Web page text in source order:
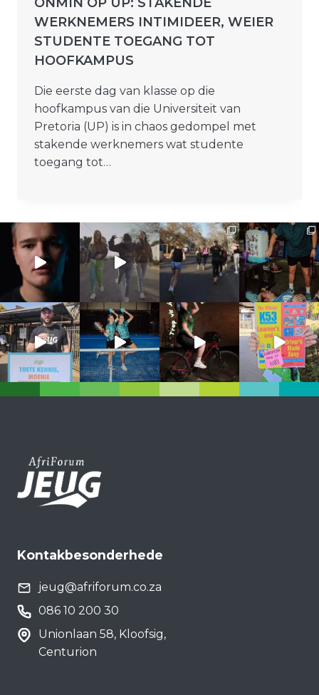
WERKNEMERS INTIMIDEER, WEIER
STUDENTE TOEGANG TOT
HOOFKAMPUS
Die eerste dag van klasse op die
hoofkampus van die Universiteit van
Pretoria (UP) is in chaos gedompel met
stakende werknemers wat studente
toegang tot…
Kontakbesonderhede
jeug@afriforum.co.za
086 10 200 30
Unionlaan 58, Kloofsig,
Centurion